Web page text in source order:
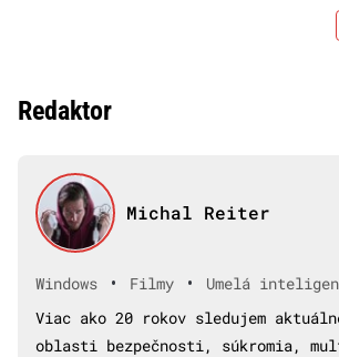
Redaktor
Michal Reiter
Windows • Filmy •
Umelá
Viac ako 20 rokov sledujem
oblasti bezpečnosti, súkromia,